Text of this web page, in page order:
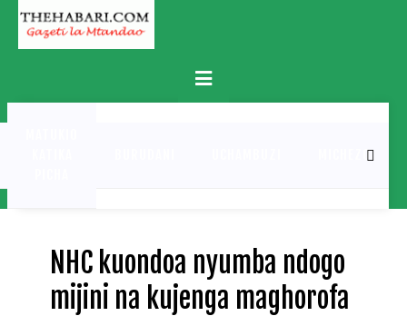
Skip
content
Primary
Menu
MICHEZO
NHC kuondoa nyumba ndogo
mijini na kujenga maghorofa